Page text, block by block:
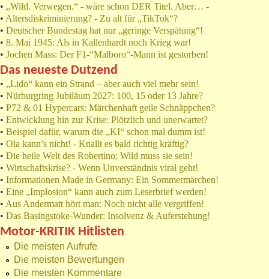
• „Wild. Verwegen.“ - wäre schon DER Titel. Aber… -
• Altersdiskriminierung? - Zu alt für „TikTok“?
• Deutscher Bundestag hat nur „geringe Verspätung“!
• 8. Mai 1945: Als in Kallenhardt noch Krieg war!
• Jochen Mass: Der F1-“Malboro“-Mann ist gestorben!
Das neueste Dutzend
• „Lido“ kann ein Strand – aber auch viel mehr sein!
• Nürburgring Jubiläum 2027: 100, 15 oder 13 Jahre?
• P72 & 01 Hypercars: Märchenhaft geile Schnäppchen?
• Entwicklung hin zur Krise: Plötzlich und unerwartet?
• Beispiel dafür, warum die „KI“ schon mal dumm ist!
• Ola kann’s nicht! - Knallt es bald richtig kräftig?
• Die heile Welt des Robertino: Wild muss sie sein!
• Wirtschaftskrise? - Wenn Unverständnis viral geht!
• Informationen Made in Germany: Ein Sommermärchen!
• Eine „Implosion“ kann auch zum Leserbrief werden!
• Aus Andermatt hört man: Noch nicht alle vergriffen!
• Das Basingstoke-Wunder: Insolvenz & Auferstehung!
Motor-KRITIK Hitlisten
Die meisten Aufrufe
Die meisten Bewertungen
Die meisten Kommentare